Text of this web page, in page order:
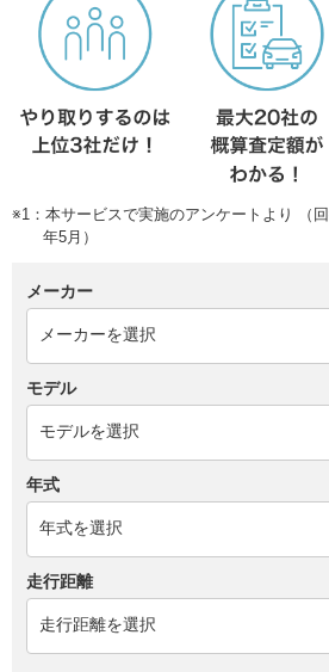
※1：本サービスで実施のアンケートより （
年5月）
メーカー
モデル
年式
走行距離